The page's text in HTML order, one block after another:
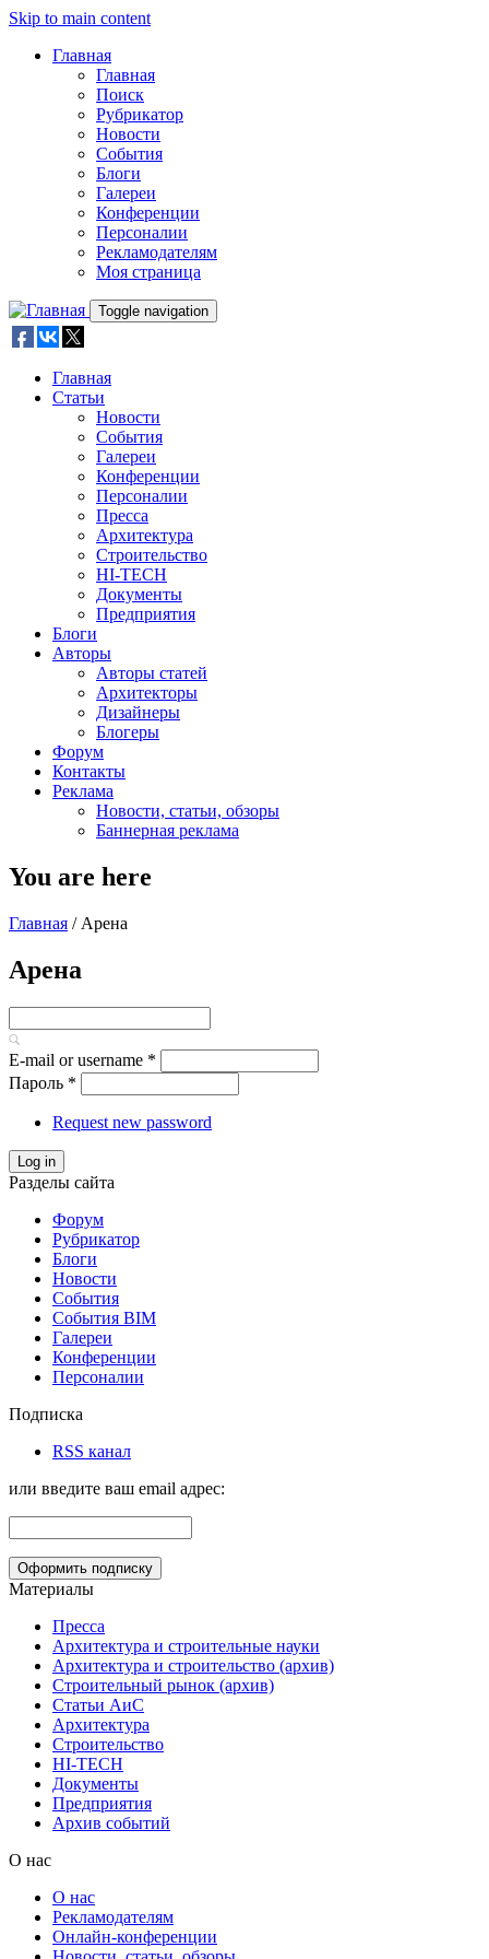
Skip to main content
Главная
Главная
Поиск
Рубрикатор
Новости
События
Блоги
Галереи
Конференции
Персоналии
Рекламодателям
Моя страница
Toggle navigation
Главная
Статьи
Новости
События
Галереи
Конференции
Персоналии
Пресса
Архитектура
Строительство
HI-TECH
Документы
Предприятия
Блоги
Авторы
Авторы статей
Архитекторы
Дизайнеры
Блогеры
Форум
Контакты
Реклама
Новости, статьи, обзоры
Баннерная реклама
You are here
Главная / Арена
Арена
E-mail or username *
Пароль *
Request new password
Log in
Разделы сайта
Форум
Рубрикатор
Блоги
Новости
События
События BIM
Галереи
Конференции
Персоналии
Подписка
RSS канал
или введите ваш email адрес:
Материалы
Пресса
Архитектура и строительные науки
Архитектура и строительство (архив)
Строительный рынок (архив)
Статьи АиС
Архитектура
Строительство
HI-TECH
Документы
Предприятия
Архив событий
О нас
О нас
Рекламодателям
Онлайн-конференции